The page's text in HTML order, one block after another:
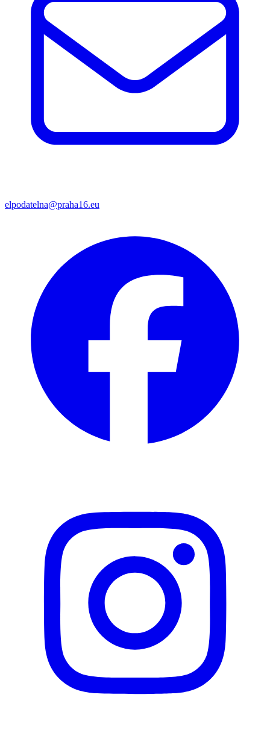
elpodatelna@praha16.eu